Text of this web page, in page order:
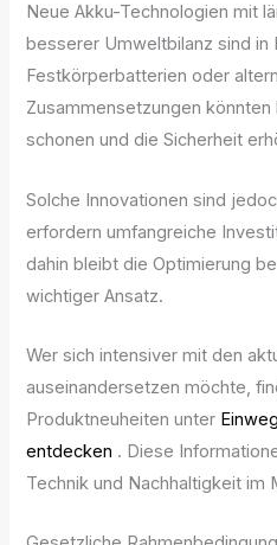
Neue Akku-Technologien mit
besserer Umweltbilanz sind in
Festkörperbatterien oder
Zusammensetzungen
schonen und die Sicherheit
Solche Innovationen sind
erfordern umfangreiche
dahin bleibt die Optimierung
wichtiger Ansatz.
Wer sich intensiver mit den
auseinandersetzen möchte,
Produktneuheiten unter
entdecken . Diese
Technik und Nachhaltigkeit im